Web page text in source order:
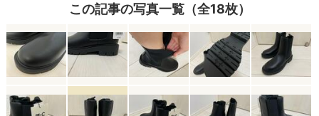
この記事の写真一覧（全18枚）